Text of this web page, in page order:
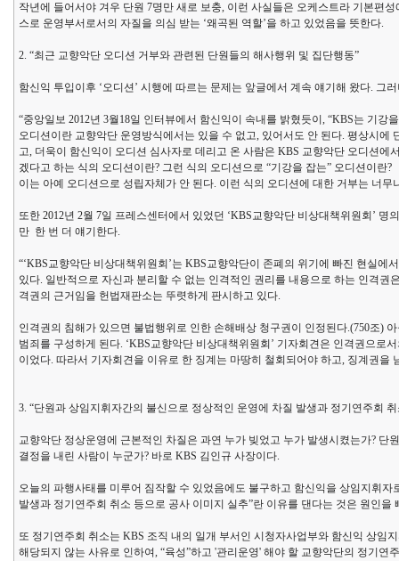
작년에 들어서야 겨우 단원 7명만 새로 보충, 이런 사실들은 오케스트라 기본편
스로 운영부서로서의 자질을 의심 받는 ‘왜곡된 역할’을 하고 있었음을 뜻한다.
2. “최근 교향악단 오디션 거부와 관련된 단원들의 해사행위 및 집단행동”
함신익 투입이후 ‘오디션’ 시행에 따르는 문제는 앞글에서 계속 얘기해 왔다.
“중앙일보 2012년 3월18일 인터뷰에서 함신익이 속내를 밝혔듯이, “KBS는 기
오디션이란 교향악단 운영방식에서는 있을 수 없고, 있어서도 안 된다. 평상시
고, 더욱이 함신익이 오디션 심사자로 데리고 온 사람은 KBS 교향악단 오디션
겠다고 하는 식의 오디션이란? 그런 식의 오디션으로 “기강을 잡는” 오디션이란?
이는 아예 오디션으로 성립자체가 안 된다. 이런 식의 오디션에 대한 거부는 너무
또한 2012년 2월 7일 프레스센터에서 있었던 ‘KBS교향악단 비상대책위원회’
만 한 번 더 얘기한다.
“‘KBS교향악단 비상대책위원회’는 KBS교향악단이 존폐의 위기에 빠진 현실
있다. 일반적으로 자신과 분리할 수 없는 인격적인 권리를 내용으로 하는 인격
격권의 근거임을 헌법재판소는 뚜렷하게 판시하고 있다.
인격권의 침해가 있으면 불법행위로 인한 손해배상 청구권이 인정된다.(750조)
범죄를 구성하게 된다. ‘KBS교향악단 비상대책위원회’ 기자회견은 인격권으
이었다. 따라서 기자회견을 이유로 한 징계는 마땅히 철회되어야 하고, 징계권
3. “단원과 상임지휘자간의 불신으로 정상적인 운영에 차질 발생과 정기연주회
교향악단 정상운영에 근본적인 차질은 과연 누가 빚었고 누가 발생시켰는가? 단
결정을 내린 사람이 누군가? 바로 KBS 김인규 사장이다.
오늘의 파행사태를 미루어 짐작할 수 있었음에도 불구하고 함신익을 상임지휘
발생과 정기연주회 취소 등으로 공사 이미지 실추”란 이유를 댄다는 것은 원인
또 정기연주회 취소는 KBS 조직 내의 일개 부서인 시청자사업부와 함신익 상
해당되지 않는 사유로 인하여, “육성”하고 '관리운영' 해야 할 교향악단의 정기